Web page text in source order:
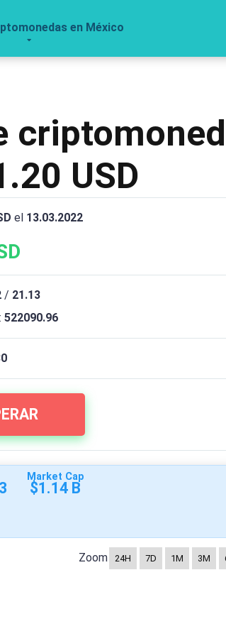
en México
USD
el 13.03.2022
/ 21.13
522090.96
Market Cap
$1.14 B
Zoom 24H 7D 1M 3M